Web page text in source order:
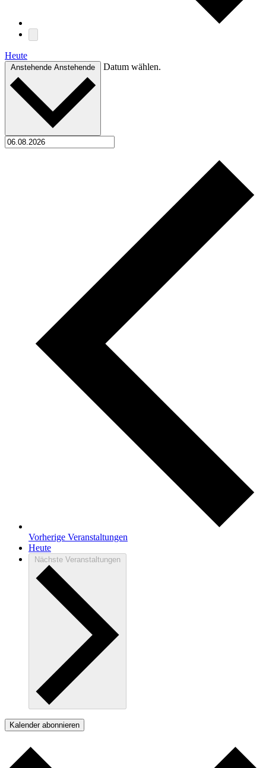
Heute
Anstehende Anstehende Datum wählen.
Vorherige Veranstaltungen
Heute
Nächste Veranstaltungen
Kalender abonnieren